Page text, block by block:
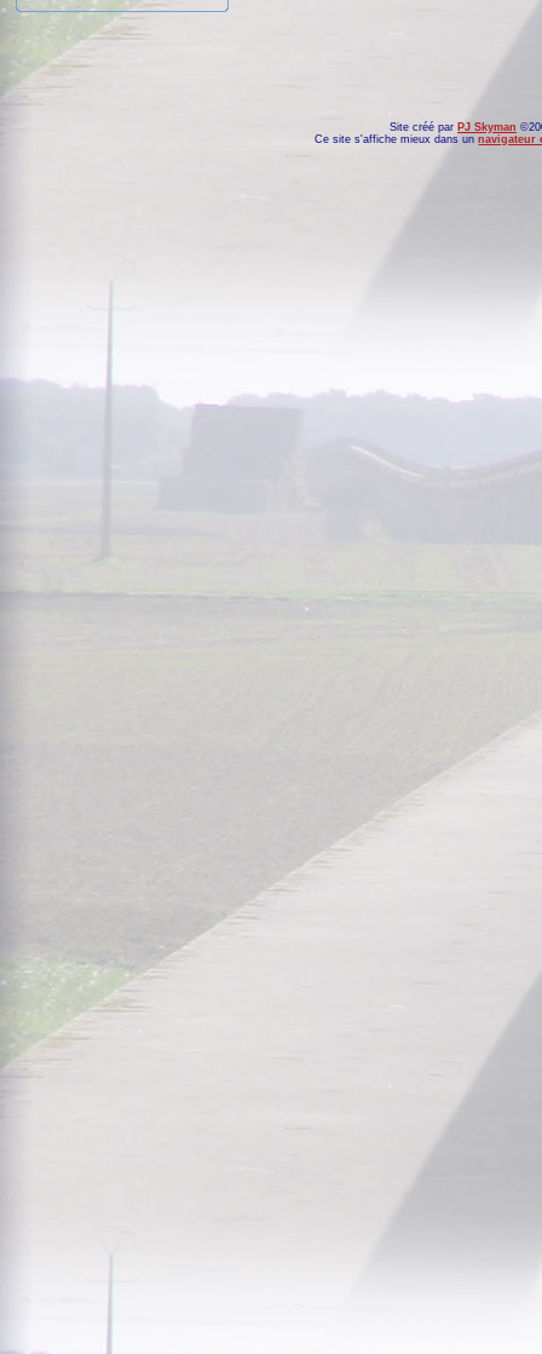
Site créé par PJ Skyman
Ce site s'affiche mieux dans unnavigateur